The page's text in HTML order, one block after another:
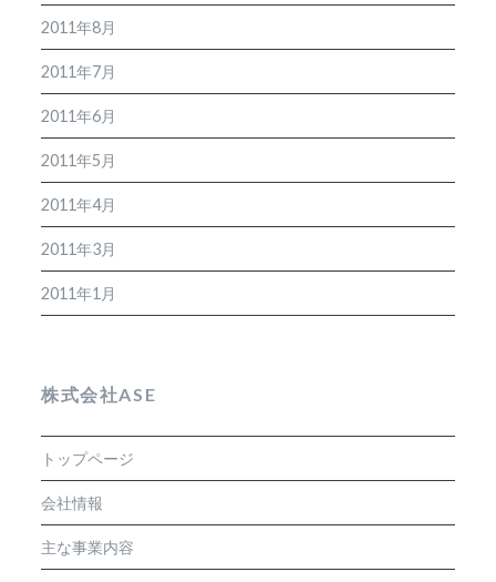
2011年8月
2011年7月
2011年6月
2011年5月
2011年4月
2011年3月
2011年1月
株式会社ASE
トップページ
会社情報
主な事業内容